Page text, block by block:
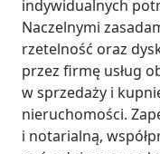
indywidualnych
Naczelnymi
rzetelność oraz
przez firmę usług
w sprzedaży i
nieruchomości.
i notarialną,